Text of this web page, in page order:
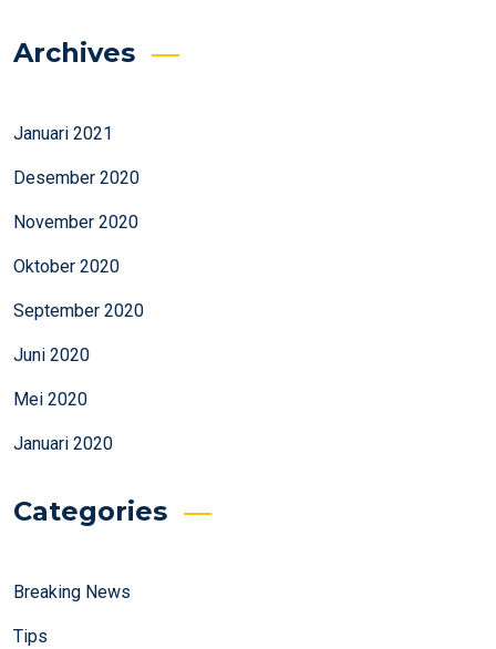
Archives
Januari 2021
Desember 2020
November 2020
Oktober 2020
September 2020
Juni 2020
Mei 2020
Januari 2020
Categories
Breaking News
Tips